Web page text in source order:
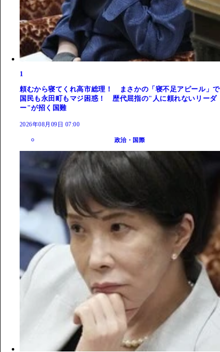
1
頼むから寝てくれ高市総理！ まさかの「寝不足アピール」で
国民も永田町もマジ困惑！ 歴代屈指の"人に頼れないリーダ
ー"が招く国難
2026年08月09日 07:00
政治・国際